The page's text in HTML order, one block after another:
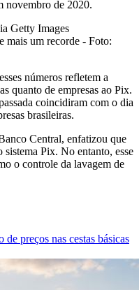
novembro de 2020.
mais um recorde - Foto:
números refletem a
quanto de empresas ao Pix.
coincidiram com o dia
brasileiras.
Central, enfatizou que
Pix. No entanto, esse
o controle da lavagem de
preços nas cestas básicas